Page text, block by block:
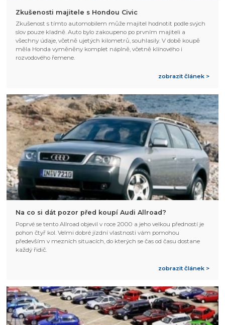
Zkušenosti majitele s Hondou Civic
Zkušenost s tímto automobilem může majitel hodnotit podle svých
slov pouze kladně. Auto bylo zakoupeno po prvním majiteli a
všechny údaje, včetně ujetých kilometrů, souhlasily. V době koupě
měla Honda vyměněny komplet náplně, včetně klínového i
rozvodového řemene.
zobrazit článek >
Na co si dát pozor před koupí Audi Allroad?
Poprvé se tento Allroad objevil v roce 2000 a jeho velkou předností je
pohon čtyř kol. Velmi dobré jízdní vlastnosti vám pomohou
především v mezních situacích, do kterých se čas od času dostane
každý řidič.
zobrazit článek >